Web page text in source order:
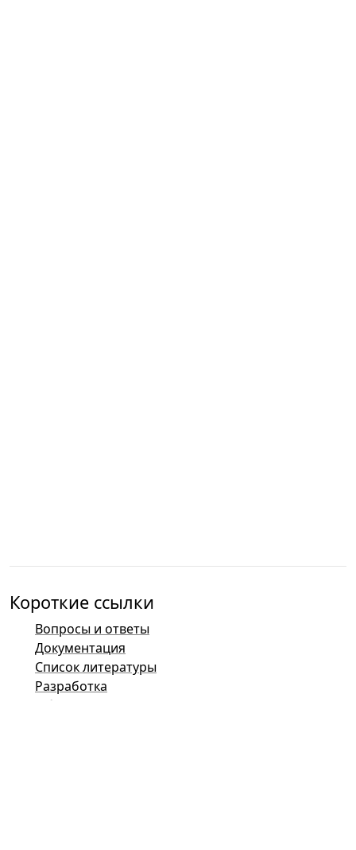
Короткие ссылки
Вопросы и ответы
Документация
Список литературы
Разработка
Обзор контактов